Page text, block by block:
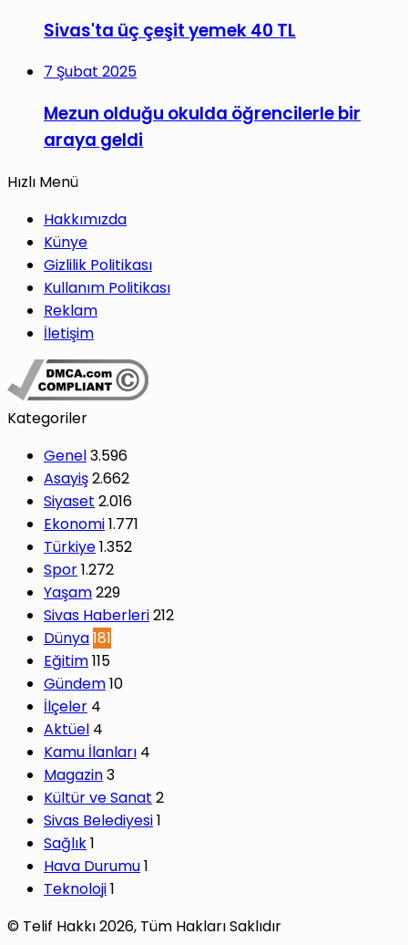
Sivas'ta üç çeşit yemek 40 TL
7 Şubat 2025
Mezun olduğu okulda öğrencilerle bir
araya geldi
Hızlı Menü
Hakkımızda
Künye
Gizlilik Politikası
Kullanım Politikası
Reklam
İletişim
Kategoriler
Genel3.596
Asayiş2.662
Siyaset 2.016
Ekonomi1.771
Türkiye1.352
Spor1.272
Yaşam229
Sivas Haberleri212
Dünya181
Eğitim115
Gündem10
İlçeler 4
Aktüel 4
Kamu İlanları 4
Magazin3
Kültür ve Sanat 2
Sivas Belediyesi1
Sağlık1
Hava Durumu1
Teknoloji1
© Telif Hakkı 2026, Tüm Hakları Saklıdır